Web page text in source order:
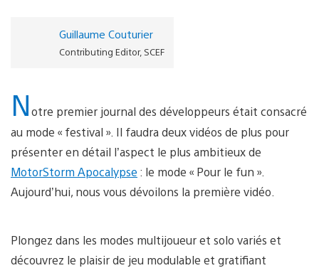
Guillaume Couturier
Contributing Editor, SCEF
Notre premier journal des développeurs était consacré
au mode « festival ». Il faudra deux vidéos de plus pour
présenter en détail l’aspect le plus ambitieux de
MotorStorm Apocalypse : le mode « Pour le fun ».
Aujourd’hui, nous vous dévoilons la première vidéo.
Plongez dans les modes multijoueur et solo variés et
découvrez le plaisir de jeu modulable et gratifiant